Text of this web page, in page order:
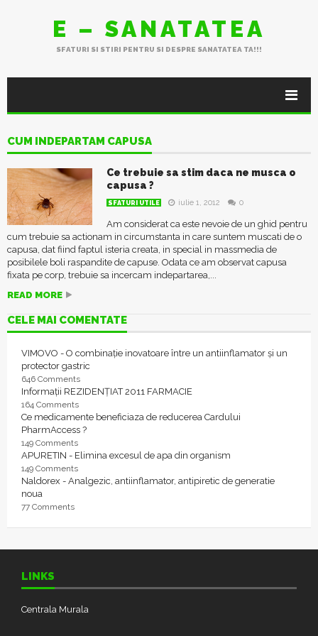
E – SANATATEA
SFATURI SI STIRI PENTRU SI DESPRE SANATATEA TA!!!
CUM INDEPARTAM CAPUSA
Ce trebuie sa stim daca ne musca o
capusa ?
SFATURI UTILE iulie 1, 2012 0
Am considerat ca este nevoie de un ghid pentru
cum trebuie sa actionam in circumstanta in care suntem muscati de o
capusa, dat fiind faptul isteria creata, in special in massmedia de
posibilele boli raspandite de capuse. Odata ce am observat capusa
fixata pe corp, trebuie sa incercam indepartarea,...
READ MORE
CELE MAI COMENTATE
VIMOVO - O combinație inovatoare între un antiinflamator și un
protector gastric
646 Comments
Informații REZIDENȚIAT 2011 FARMACIE
164 Comments
Ce medicamente beneficiaza de reducerea Cardului
PharmAccess ?
149 Comments
APURETIN - Elimina excesul de apa din organism
149 Comments
Naldorex - Analgezic, antiinflamator, antipiretic de generatie
noua
77 Comments
LINKS
Centrala Murala